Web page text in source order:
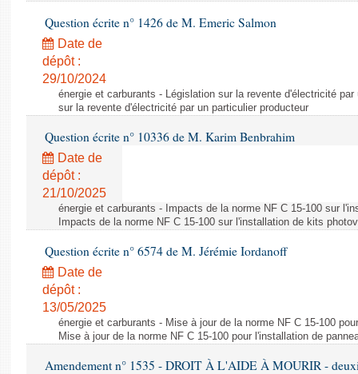
Question écrite n° 1426 de M. Emeric Salmon
Date de
dépôt :
29/10/2024
énergie et carburants - Législation sur la revente d'électricité
sur la revente d'électricité par un particulier producteur
Question écrite n° 10336 de M. Karim Benbrahim
Date de
dépôt :
21/10/2025
énergie et carburants - Impacts de la norme NF C 15-100 sur
Impacts de la norme NF C 15-100 sur l'installation de kits
Question écrite n° 6574 de M. Jérémie Iordanoff
Date de
dépôt :
13/05/2025
énergie et carburants - Mise à jour de la norme NF C 15-100
Mise à jour de la norme NF C 15-100 pour l'installation de
Amendement n° 1535 - DROIT À L'AIDE À MOURIR -